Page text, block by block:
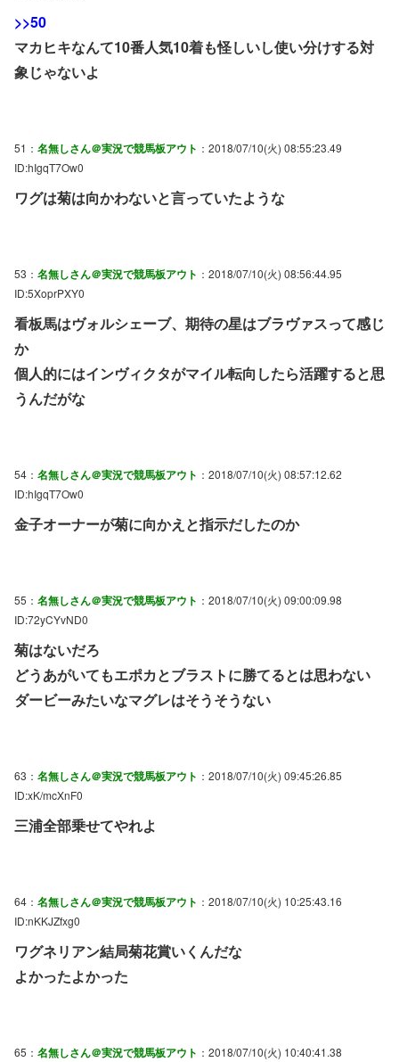
>>50
マカヒキなんて10番人気10着も怪しいし使い分けする対
象じゃないよ
51： 名無しさん＠実況で競馬板アウト ：2018/07/10(火) 08:55:23.49
ID:hIgqT7Ow0
ワグは菊は向かわないと言っていたような
53： 名無しさん＠実況で競馬板アウト ：2018/07/10(火) 08:56:44.95
ID:5XoprPXY0
看板馬はヴォルシェーブ、期待の星はブラヴァスって感じ
か
個人的にはインヴィクタがマイル転向したら活躍すると思
うんだがな
54： 名無しさん＠実況で競馬板アウト ：2018/07/10(火) 08:57:12.62
ID:hIgqT7Ow0
金子オーナーが菊に向かえと指示だしたのか
55： 名無しさん＠実況で競馬板アウト ：2018/07/10(火) 09:00:09.98
ID:72yCYvND0
菊はないだろ
どうあがいてもエポカとブラストに勝てるとは思わない
ダービーみたいなマグレはそうそうない
63： 名無しさん＠実況で競馬板アウト ：2018/07/10(火) 09:45:26.85
ID:xK/mcXnF0
三浦全部乗せてやれよ
64： 名無しさん＠実況で競馬板アウト ：2018/07/10(火) 10:25:43.16
ID:nKKJZfxg0
ワグネリアン結局菊花賞いくんだな
よかったよかった
65： 名無しさん＠実況で競馬板アウト ：2018/07/10(火) 10:40:41.38